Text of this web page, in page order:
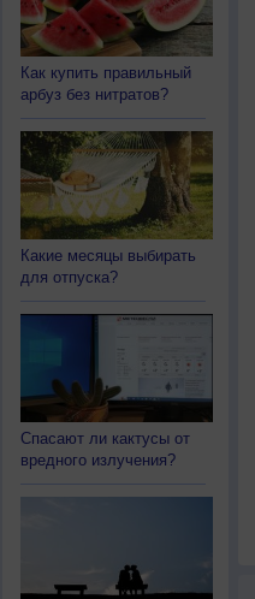
Как купить правильный
арбуз без нитратов?
Какие месяцы выбирать
для отпуска?
Спасают ли кактусы от
вредного излучения?